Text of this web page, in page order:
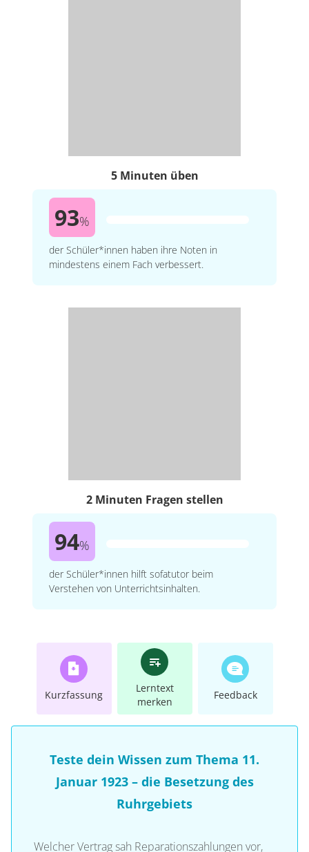
5 Minuten üben
93%
der Schüler*innen haben ihre Noten in
mindestens einem Fach verbessert.
2 Minuten Fragen stellen
94%
der Schüler*innen hilft sofatutor beim
Verstehen von Unterrichtsinhalten.
Kurzfassung
Lerntext
merken
Feedback
Teste dein Wissen zum Thema 11.
Januar 1923 – die Besetzung des
Ruhrgebiets
Welcher Vertrag sah Reparationszahlungen vor,